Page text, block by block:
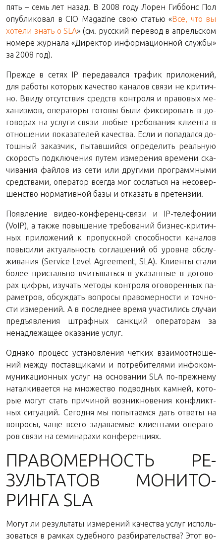
пять – семь лет назад. В 2008 году Лорен Гиб­бонс Пол
опуб­ли­ко­вал в CIO Magazine свою ста­тью «Все, что вы
хо­те­ли знать о SLA» (см. рус­ский пе­ре­вод в ап­рель­ском
но­ме­ре жур­на­ла «Ди­рек­тор ин­фор­ма­ци­он­ной служ­бы»
за 2008 год).
Пре­жде в сетях IP пе­ре­да­вал­ся тра­фик при­ло­же­ний,
для ра­бо­ты ко­то­рых ка­че­ство ка­на­лов связи не кри­тич­
но. Ввиду от­сут­ствия средств кон­тро­ля и пра­во­вых ме­
ха­низ­мов, опе­ра­то­ры го­то­вы были фик­си­ро­вать в до­
го­во­рах на услу­ги связи любые тре­бо­ва­ния кли­ен­та в
от­но­ше­нии по­ка­за­те­лей ка­че­ства. Если и по­па­дал­ся до­
тош­ный за­каз­чик, пы­тав­ший­ся опре­де­лить ре­аль­ную
ско­рость под­клю­че­ния путем из­ме­ре­ния вре­ме­ни ска­
чи­ва­ния фай­лов из сети или дру­ги­ми про­грамм­ны­ми
сред­ства­ми, опе­ра­тор все­гда мог со­слать­ся на несо­вер­
шен­ство нор­ма­тив­ной базы и от­ка­зать в претензии.
По­яв­ле­ние ви­део-кон­фе­ренц-свя­зи и IP-те­ле­фо­нии
(VoIP), а также по­вы­ше­ние тре­бо­ва­ний биз­нес-кри­тич­
ных при­ло­же­ний к про­пуск­ной спо­соб­но­сти ка­на­лов
по­вы­си­ли ак­ту­аль­ность со­гла­ше­ний об уровне об­слу­
жи­ва­ния (Service Level Agreement, SLA). Кли­ен­ты стали
более при­сталь­но вчи­ты­вать­ся в ука­зан­ные в до­го­во­
рах цифры, изу­чать ме­то­ды кон­тро­ля ого­во­рен­ных па­
ра­мет­ров, об­суж­дать во­про­сы пра­во­мер­но­сти и точ­но­
сти из­ме­ре­ний. А в по­след­нее время уча­сти­лись слу­чаи
предъ­яв­ле­ния штраф­ных санк­ций опе­ра­то­рам за
ненад­ле­жа­щее ока­за­ние услуг.
Од­на­ко про­цесс уста­нов­ле­ния чет­ких вза­и­мо­от­но­ше­
ний между по­став­щи­ка­ми и по­тре­би­те­ля­ми ин­фо­ком­
му­ни­ка­ци­он­ных услуг на ос­но­ва­нии SLA по-преж­не­му
на­тал­ки­ва­ет­ся на мно­же­ство под­вод­ных кам­ней, ко­то­
рые могут стать при­чи­ной воз­ник­но­ве­ния кон­фликт­
ных си­ту­а­ций. Се­год­ня мы по­пы­та­ем­ся дать от­ве­ты на
во­про­сы, чаще всего за­да­ва­е­мые кли­ен­та­ми опе­ра­то­
ров связи на се­ми­на­рахи конференциях.
ПРА­ВО­МЕР­НОСТЬ РЕ­
ЗУЛЬ­ТА­ТОВ МО­НИ­ТО­
РИН­ГА SLA
Могут ли ре­зуль­та­ты из­ме­ре­ний ка­че­ства услуг ис­поль­
зо­вать­ся в рам­ках су­деб­но­го раз­би­ра­тель­ства? Этот во­